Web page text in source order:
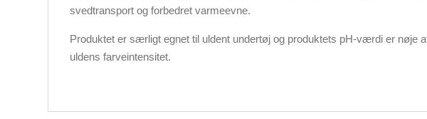
svedtransport og forbedret varmeevne.
Produktet er særligt egnet til uldent undertøj og produktets pH-værdi er nøje
uldens farveintensitet.